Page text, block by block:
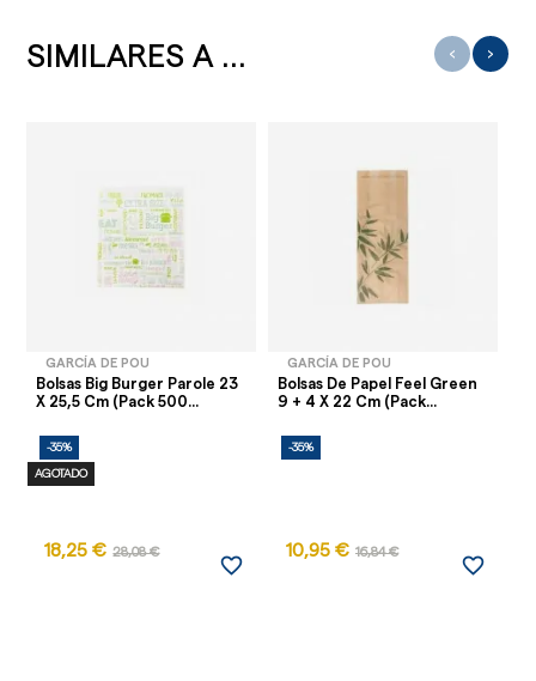
SIMILARES A ...
GARCÍA DE POU
Bolsas Big Burger Parole 23
X 25,5 Cm (Pack 500...
-35%
AGOTADO
18,25 € 28,08 €
favorite_border
GARCÍA DE POU
Bolsas De Papel Feel Green
9 + 4 X 22 Cm (Pack...
-35%
10,95 € 16,84 €
favorite_border
‹ ›